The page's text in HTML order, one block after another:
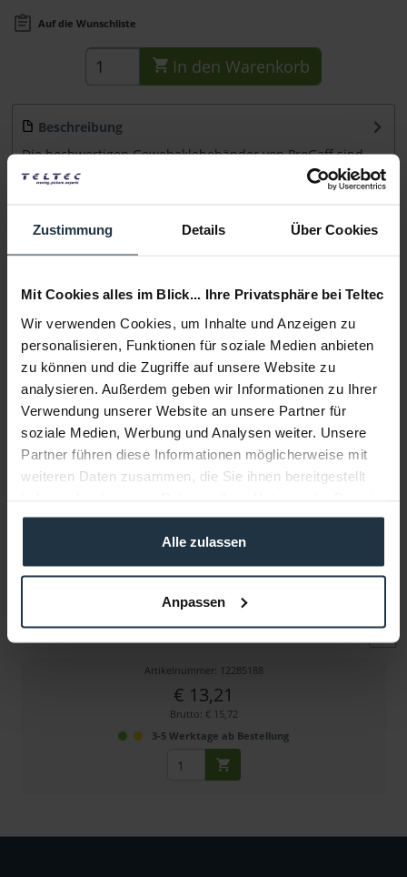
Zustimmung Details Über Cookies
Mit Cookies alles im Blick... Ihre Privatsphäre bei Teltec
Wir verwenden Cookies, um Inhalte und Anzeigen zu
personalisieren, Funktionen für soziale Medien anbieten
zu können und die Zugriffe auf unsere Website zu
analysieren. Außerdem geben wir Informationen zu Ihrer
Verwendung unserer Website an unsere Partner für
soziale Medien, Werbung und Analysen weiter. Unsere
Partner führen diese Informationen möglicherweise mit
weiteren Daten zusammen, die Sie ihnen bereitgestellt
gesammelt haben.
Alle zulassen
Anpassen
Auf die Wunschliste
In den Warenkorb
Beschreibung
Die hochwertigen Gewebeklebebänder von ProGaff sind
stark und dadurch vielseitig...
Infos zu Hersteller & Produktsicherheit
Folgende Infos zum Hersteller sind verfübar......
Weitere Artikel von ProGaff ansehen
5er Set Gewebeklebeband in verschiedenen Farben
Artikelnummer: 12285188
€ 13,21
Brutto: € 15,72
3-5 Werktage ab Bestellung